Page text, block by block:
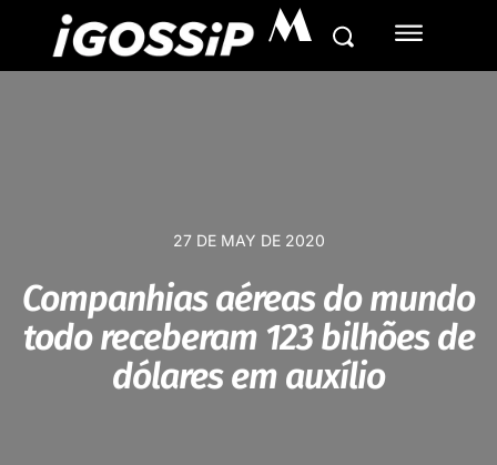
M
27 DE MAY DE 2020
Companhias aéreas do mundo
todo receberam 123 bilhões de
dólares em auxílio